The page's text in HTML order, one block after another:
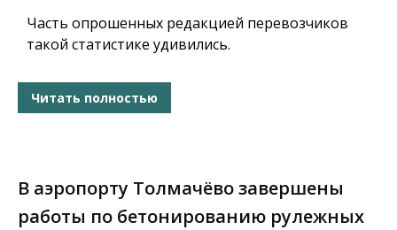
Часть опрошенных редакцией перевозчиков
такой статистике удивились.
Читать полностью
В аэропорту Толмачёво завершены
работы по бетонированию рулежных